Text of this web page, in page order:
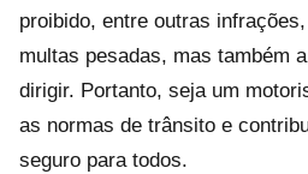
proibido, entre outras
multas pesadas, mas também
dirigir. Portanto, seja um
as normas de trânsito e
seguro para todos.